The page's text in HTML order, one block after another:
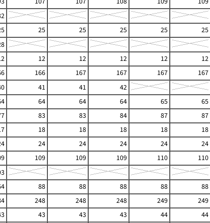
25 25 25 25
25
12 12 12 12
12
166 167 167 167
167
41 41
42
64 64 64 65
65
83 83 84 87
87
18 18 18 18
18
24 24 24 24
24
109 109 109 110
110
88 88 88 88
88
248 248 248 249
249
43 43 43 44
44